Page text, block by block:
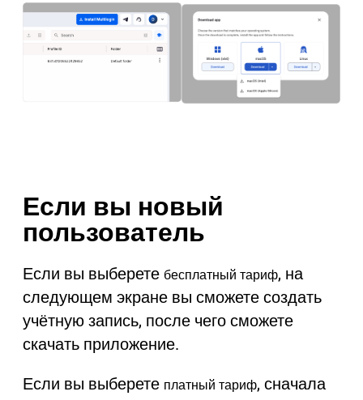
Если вы новый
пользователь
Если вы выберете бесплатный тариф, на
следующем экране вы сможете создать
учётную запись, после чего сможете
скачать приложение.
Если вы выберете платный тариф, сначала